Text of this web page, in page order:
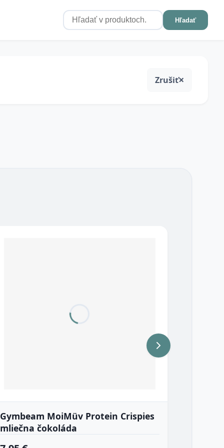
Hľadať
Zrušiť
Gymbeam MoiMüv Protein Crispies
mliečna čokoláda